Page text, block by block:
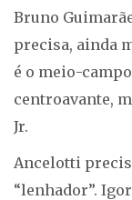
Bruno
precisa, ainda
é o meio-
centroavante,
Jr.
Ancelotti
“lenhador”.